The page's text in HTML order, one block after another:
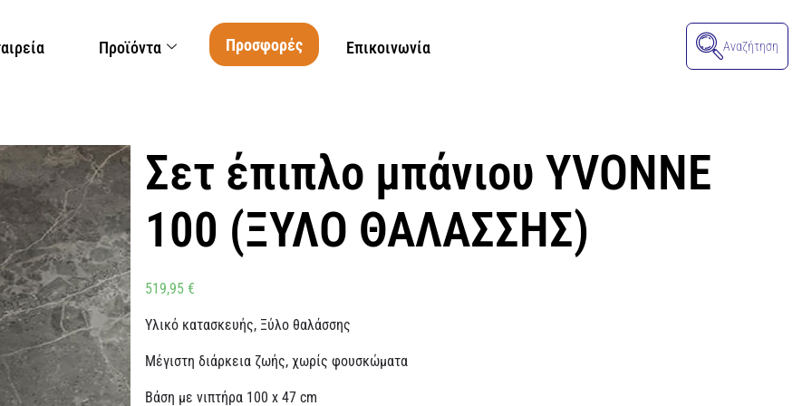
Προϊόντα Προσφορές Επικοινωνία Αναζήτηση
Σετ έπιπλο μπάνιου YVONNE
100 (ΞΥΛΟ ΘΑΛΑΣΣΗΣ)
519,95€
Υλικό κατασκευής, Ξύλο θαλάσσης
Μέγιστη διάρκεια ζωής, χωρίς φουσκώματα
Βάση με νιπτήρα 100 x 47 cm